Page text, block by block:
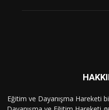
Eğitim ve Dayanışma Hareketi